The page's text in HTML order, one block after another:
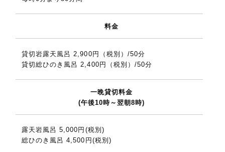
料金
貸切岩露天風呂 2,900円（税別）/50分
貸切総ひのき風呂 2,400円（税別）/50分
一晩貸切料金
(午後10時～翌朝8時)
露天岩風呂 5,000円(税別)
総ひのき風呂 4,500円(税別)